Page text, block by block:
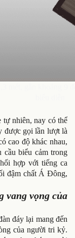
tự nhiên, nay có thể
được gọi lần lượt là
cao độ khác nhau,
cầu biểu cảm trong
hợp với tiếng ca
đậm chất Á Đông,
vang vọng của
đáy lại mang đến
của người tri kỷ.